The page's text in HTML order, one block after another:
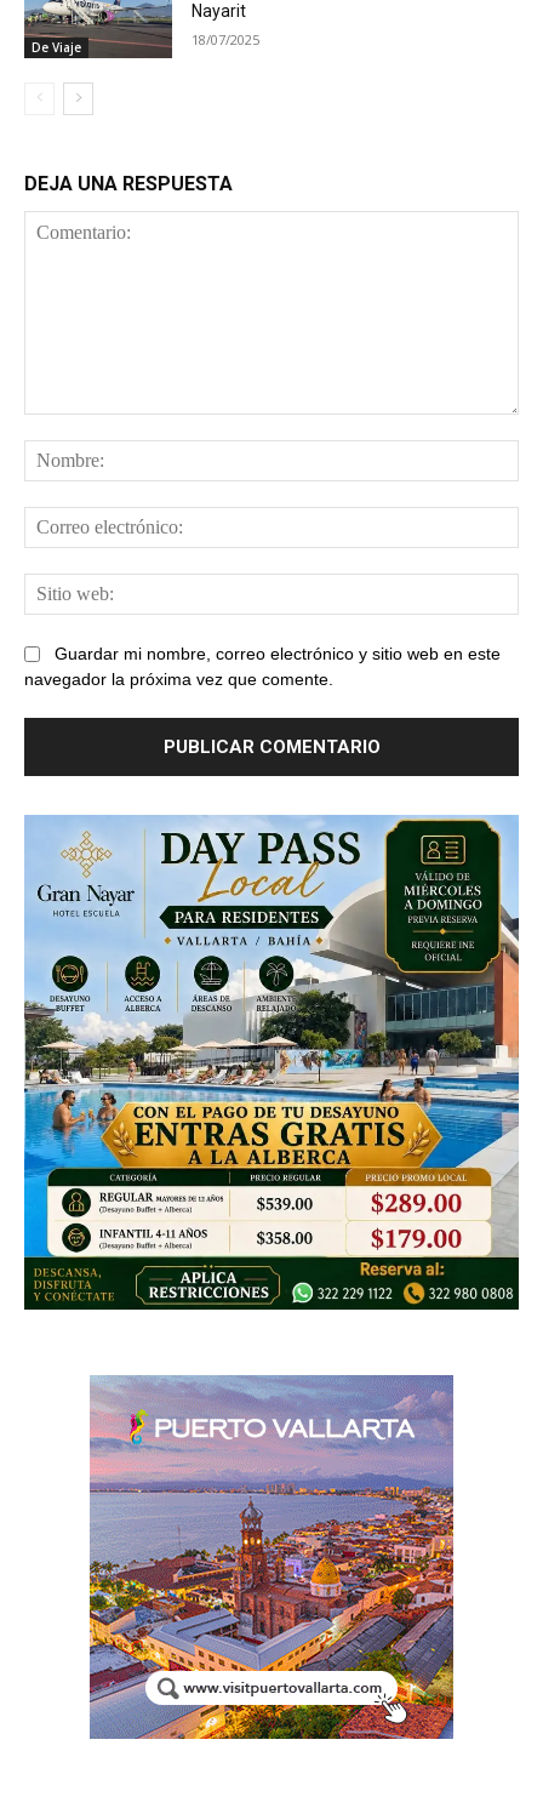
De Viaje
Nayarit
18/07/2025
DEJA UNA RESPUESTA
Guardar mi nombre, correo electrónico y sitio web en este
navegador la próxima vez que comente.